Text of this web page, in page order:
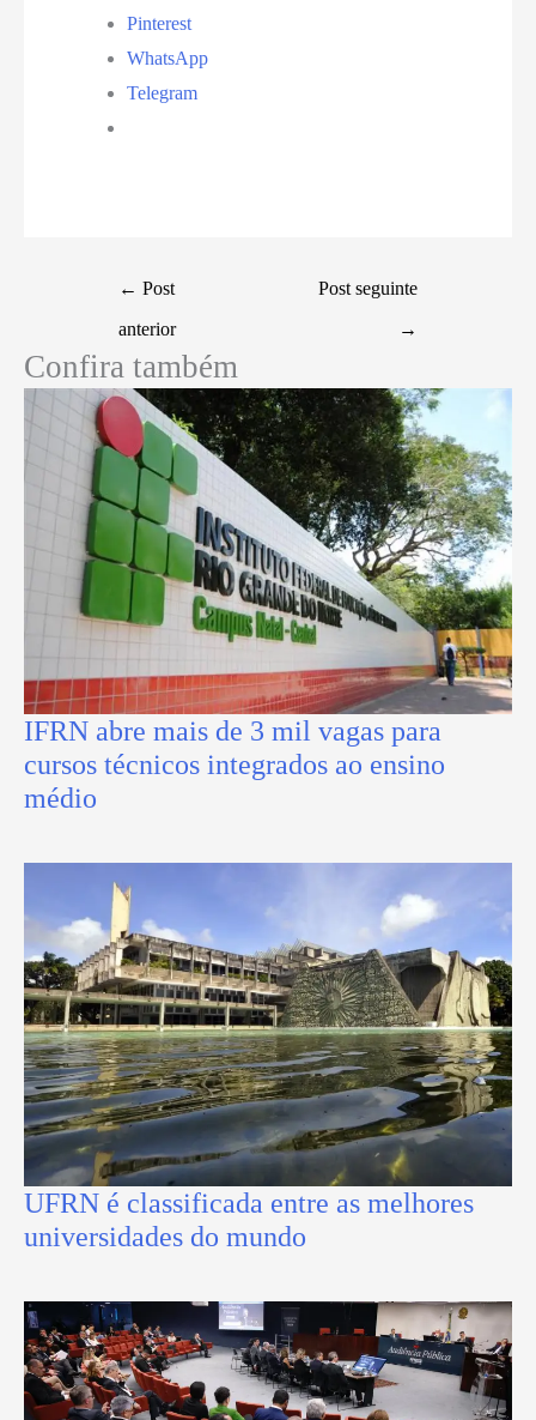
Pinterest
WhatsApp
Telegram
← Post
anterior
Post seguinte
→
Confira também
IFRN abre mais de 3 mil vagas para
cursos técnicos integrados ao ensino
médio
UFRN é classificada entre as melhores
universidades do mundo